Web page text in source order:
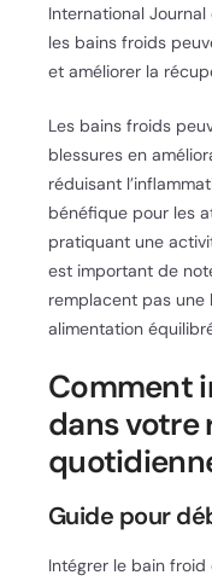
International
les bains froids
et améliorer la
Les bains froids
blessures en
réduisant
bénéfique pour les
pratiquant une
est important de
remplacent pas
alimentation
Comment
dans votre
Guide pour
Intégrer le bain